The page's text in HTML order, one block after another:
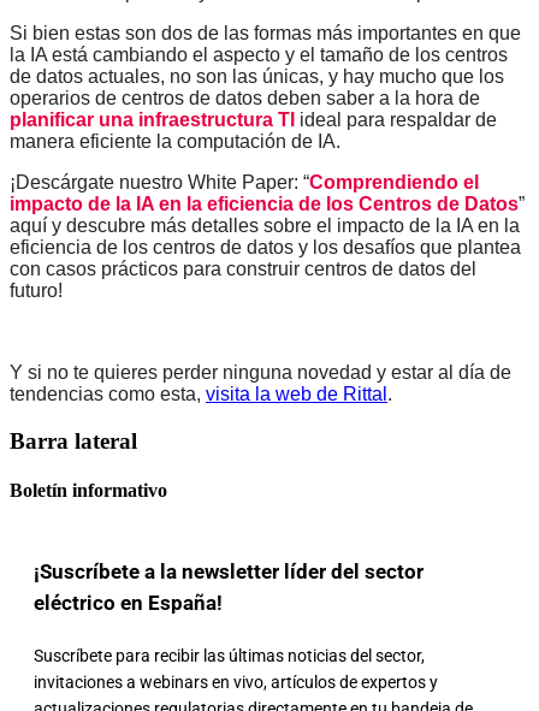
Si bien estas son dos de las formas más importantes en que
la IA está cambiando el aspecto y el tamaño de los centros
de datos actuales, no son las únicas, y hay mucho que los
operarios de centros de datos deben saber a la hora de
planificar una infraestructura TI ideal para respaldar de
manera eficiente la computación de IA.
¡Descárgate nuestro White Paper: “Comprendiendo el
impacto de la IA en la eficiencia de los Centros de Datos”
aquí y descubre más detalles sobre el impacto de la IA en la
eficiencia de los centros de datos y los desafíos que plantea
con casos prácticos para construir centros de datos del
futuro!
Y si no te quieres perder ninguna novedad y estar al día de
tendencias como esta, visita la web de Rittal .
Barra lateral
Boletín informativo
¡Suscríbete a la newsletter líder del sector
eléctrico en España!
Suscríbete para recibir las últimas noticias del sector,
invitaciones a webinars en vivo, artículos de expertos y